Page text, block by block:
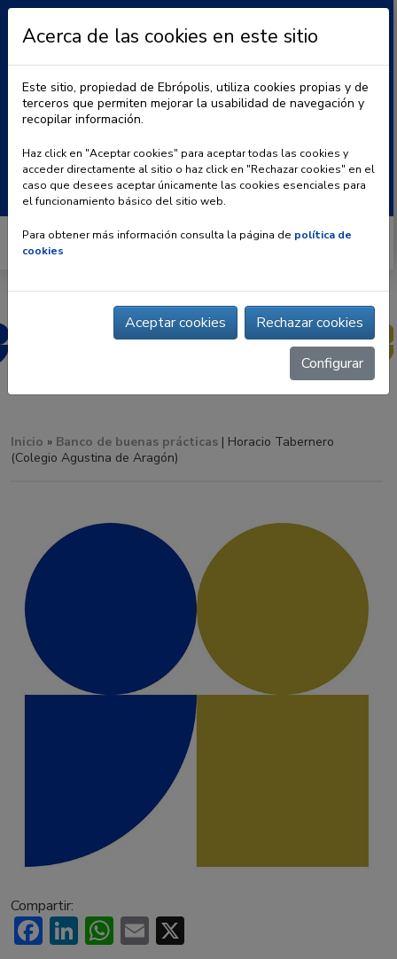
BLOG | CONTACTO
Buscar:
Inicio » Banco de buenas prácticas | Horacio Tabernero
(Colegio Agustina de Aragón)
Compartir:
Facebook
LinkedIn
WhatsApp
Email
Acerca de las cookies en este sitio
Este sitio, propiedad de Ebrópolis, utiliza cookies propias y de
terceros que permiten mejorar la usabilidad de navegación y
recopilar información.
Haz click en "Aceptar cookies" para aceptar todas las cookies y
acceder directamente al sitio o haz click en "Rechazar cookies" en el
caso que desees aceptar únicamente las cookies esenciales para
el funcionamiento básico del sitio web.
Para obtener más información consulta la página de política de
cookies
Aceptar cookies Rechazar cookies
Configurar